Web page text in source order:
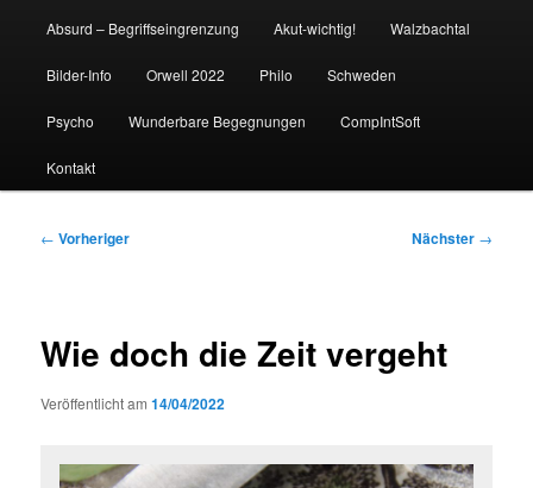
Absurd – Begriffseingrenzung Akut-wichtig! Walzbachtal
Bilder-Info Orwell 2022 Philo Schweden
Psycho Wunderbare Begegnungen CompIntSoft
Kontakt
Beitragsnavigation
← Vorheriger Nächster →
Wie doch die Zeit vergeht
Veröffentlicht am14/04/2022